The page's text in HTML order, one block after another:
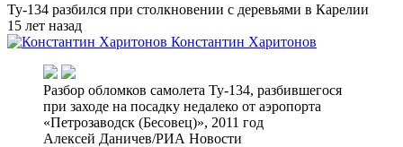
Ту-134 разбился при столкновении с деревьями в Карелии
15 лет назад
Константин Харитонов
Разбор обломков самолета Ту-134, разбившегося
при заходе на посадку недалеко от аэропорта
«Петрозаводск (Бесовец)», 2011 год
Алексей Даничев/РИА Новости